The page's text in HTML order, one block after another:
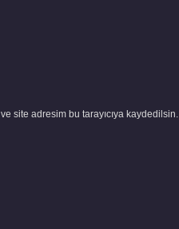
site adresim bu tarayıcıya kaydedilsin.